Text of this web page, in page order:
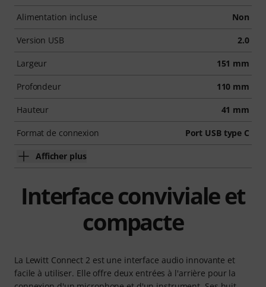
Alimentation incluse Non
Version USB 2.0
Largeur 151 mm
Profondeur 110 mm
Hauteur 41 mm
Format de connexion Port USB type C
Afficher plus
Interface conviviale et
compacte
La Lewitt Connect 2 est une interface audio innovante et
facile à utiliser. Elle offre deux entrées à l'arrière pour la